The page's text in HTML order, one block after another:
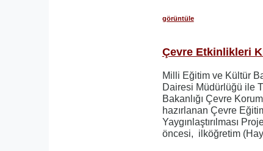
görüntüle
Çevre Etkinlikleri
Milli Eğitim ve Kültür
Dairesi Müdürlüğü ile
Bakanlığı Çevre
hazırlanan Çevre
Yaygınlaştırılması
öncesi, ilköğretim